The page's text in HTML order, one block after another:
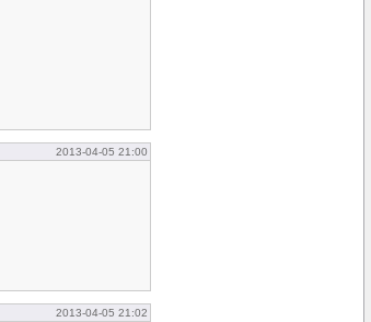
2013-04-05 21:00
2013-04-05 21:02